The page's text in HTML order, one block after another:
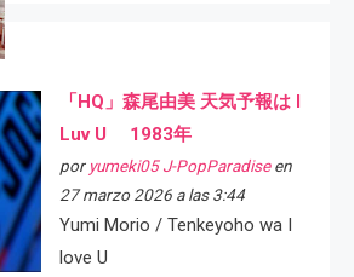
「HQ」森尾由美 天気予報は I
Luv U 1983年
por yumeki05 J-PopParadiseen
27 marzo 2026 a las 3:44
Yumi Morio / Tenkeyoho wa I
love U